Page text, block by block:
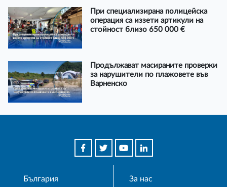
При специализирана полицейска
операция са иззети артикули на
стойност близо 650 000 €
Продължават масираните проверки
за нарушители по плажовете във
Варненско
България
За нас